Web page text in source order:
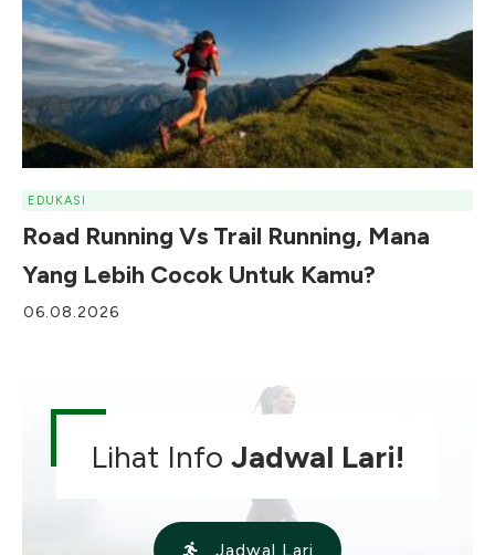
EDUKASI
Road Running Vs Trail Running, Mana
Yang Lebih Cocok Untuk Kamu?
06.08.2026
Lihat Info Jadwal Lari!
Jadwal Lari